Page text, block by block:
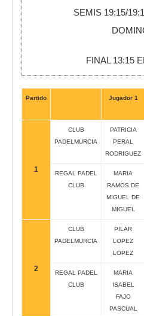
SEMIS 19:15/
FINAL 13:15
Partido Jugador 1
1
CLUB
PADELMURCIA
PATRICIA
PERAL
RODRIGUEZ
REGAL PADEL
CLUB
MARIA
RAMOS DE
MIGUEL DE
MIGUEL
2
CLUB
PADELMURCIA
PILAR
LOPEZ
LOPEZ
REGAL PADEL
CLUB
MARIA
ISABEL
FAJO
PASCUAL